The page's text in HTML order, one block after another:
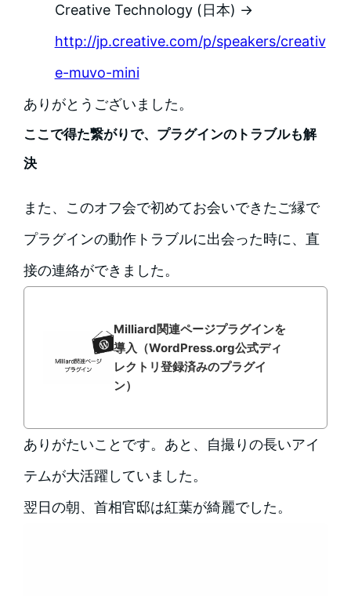
Creative Technology (日本) →
http://jp.creative.com/p/speakers/creativ
e-muvo-mini
ありがとうございました。
ここで得た繋がりで、プラグインのトラブルも解
決
また、このオフ会で初めてお会いできたご縁で
プラグインの動作トラブルに出会った時に、直
接の連絡ができました。
Milliard関連ページプラグインを
導入（WordPress.org公式ディ
レクトリ登録済みのプラグイ
ン）
ありがたいことです。あと、自撮りの長いアイ
テムが大活躍していました。
翌日の朝、首相官邸は紅葉が綺麗でした。